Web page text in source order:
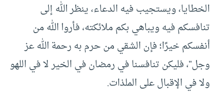
الخطايا، ويستجيب فيه الدعاء، ينظر الله إلى
تنافسكم فيه ويباهي بكم ملائكته، فأروا الله من
أنفسكم خيرًا؛ فإن الشقي من حرم به رحمة الله عز
وجل”، فليكن تنافسنا في رمضان في الخير لا في اللهو
ولا في الإقبال على الملذات.